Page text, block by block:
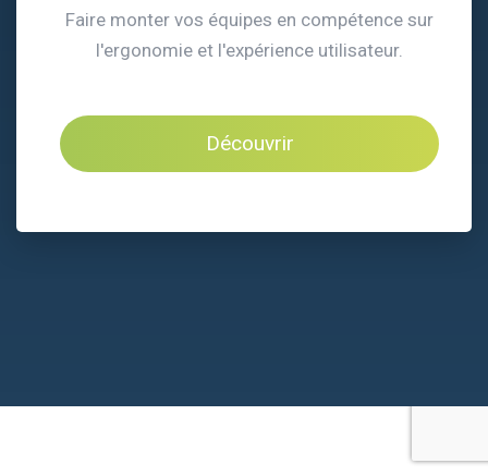
Faire monter vos équipes en compétence sur
l'ergonomie et l'expérience utilisateur.
Découvrir